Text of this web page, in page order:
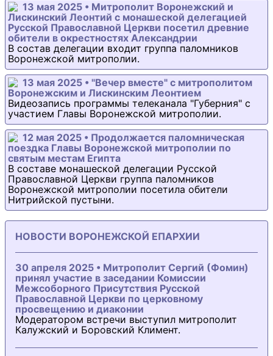
13 мая 2025 • Митрополит Воронежский и
Лискинский Леонтий с монашеской делегацией
Русской Православной Церкви посетил древние
обители в окрестностях Александрии
В состав делегации входит группа паломников
Воронежской митрополии.
13 мая 2025 • "Вечер вместе" с митрополитом
Воронежским и Лискинским Леонтием
Видеозапись программы телеканала "Губерния" с
участием Главы Воронежской митрополии.
12 мая 2025 • Продолжается паломническая
поездка Главы Воронежской митрополии по
святым местам Египта
В составе монашеской делегации Русской
Православной Церкви группа паломников
Воронежской митрополии посетила обители
Нитрийской пустыни.
НОВОСТИ ВОРОНЕЖСКОЙ ЕПАРХИИ
30 апреля 2025 • Митрополит Сергий (Фомин)
принял участие в заседании Комиссии
Межсоборного Присутствия Русской
Православной Церкви по церковному
просвещению и диаконии
Модератором встречи выступил митрополит
Калужский и Боровский Климент.